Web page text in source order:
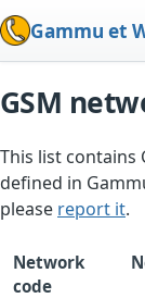
Gammu et
GSM
This list contains
defined in
please report it.
Network
code